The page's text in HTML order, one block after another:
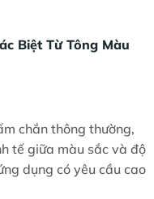
Biệt Từ Tông Màu
chắn thông thường,
tế giữa màu sắc và độ
dụng có yêu cầu cao